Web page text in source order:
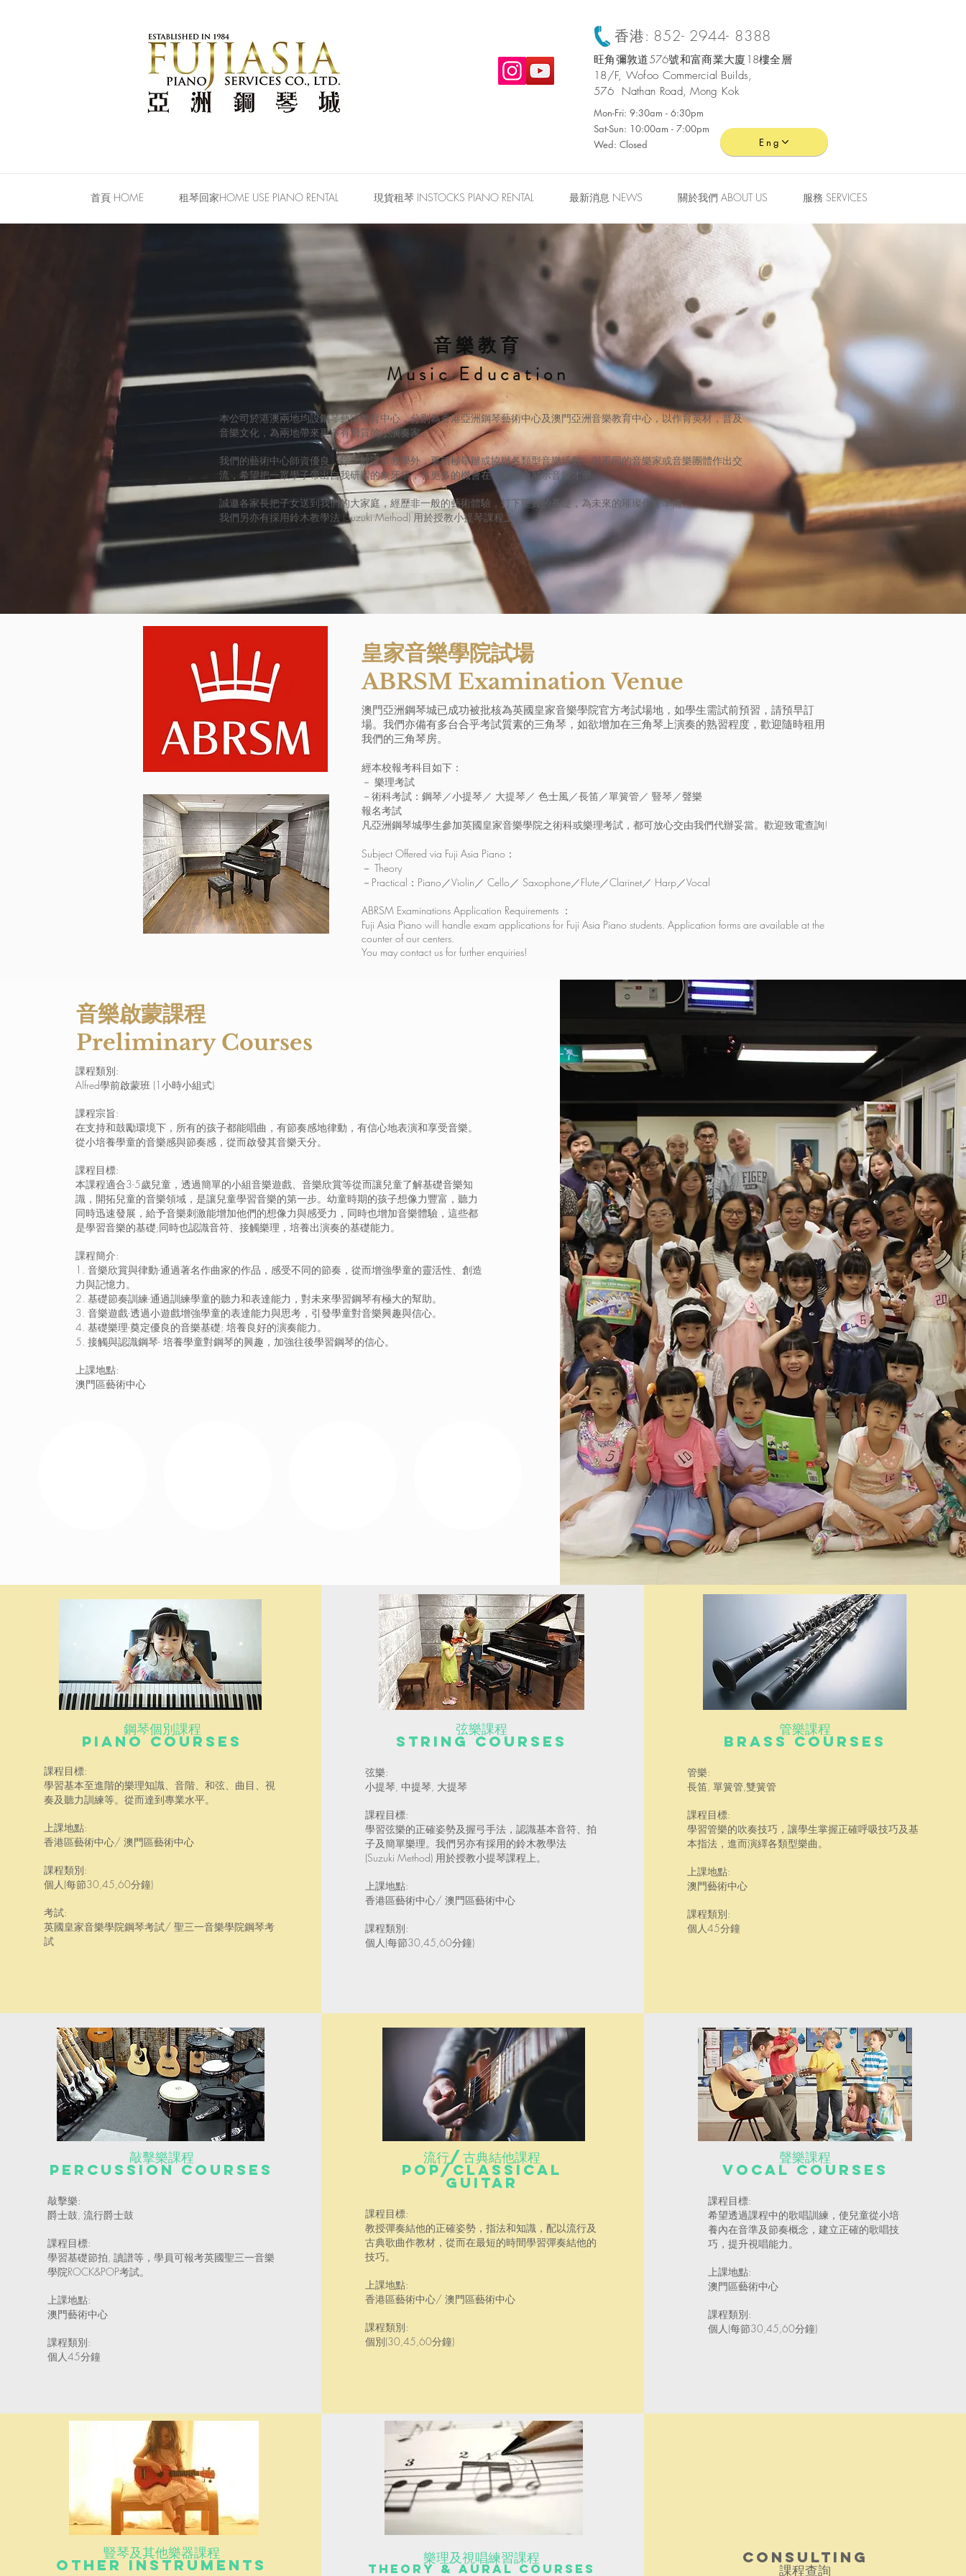
香港: 852- 2944- 8388
旺角彌敦道576號和富商業大廈18樓全層
​18/F, Wofoo Commercial Builds,
576 Nathan Road, Mong Kok
Mon-Fri: 9:30am - 6:30pm
Sat-Sun: 10:00am - 7:00pm
Wed: Closed
Eng
首頁 HOME 租琴回家HOME USE PIANO RENTAL 現貨租琴 INSTOCKS PIANO RENTAL 最新消息 NEWS 關於我們 ABOUT US 服務 SERVICES
音樂教育
Music Education
本公司於港澳兩地均設鋼琴藝術教育中心，分別為香港亞洲鋼琴藝術中心及澳門亞洲音樂教育中心，以作育英材，普及
音樂文化，為兩地帶來更多有潛質的小演奏家。
我們的藝術中心師資優良，除一般課堂教學外，更積極舉辦或協辦各類型音樂活動，與不同的音樂家或音樂團體作出交
流，希望把一眾學子帶出自我研習的象牙塔，有更多的機會在公開場合展示音樂才華。
誠邀各家長把子女送到我們的大家庭，經歷非一般的藝術體驗，打下堅實的基礎，為未來的璀璨作好準備。
我們另亦有採用鈴木教學法 (Suzuki Method) 用於授教小提琴課程上。
皇家音樂學院試場
ABRSM Examination Venue
澳門亞洲鋼琴城已成功被批核為英國皇家音樂學院官方考試場地，如學生需試前預習，請預早訂
場。我們亦備有多台合乎考試質素的三角琴，如欲增加在三角琴上演奏的熟習程度，歡迎隨時租用
我們的三角琴房。
經本校報考科目如下：
－ 樂理考試
－術科考試：鋼琴／小提琴／ 大提琴／ 色士風／長笛／單簧管／ 豎琴／聲樂
報名考試
凡亞洲鋼琴城學生參加英國皇家音樂學院之術科或樂理考試，都可放心交由我們代辦妥當。歡迎致電查詢!
Subject Offered via Fuji Asia Piano：
－ Theory
－Practical：Piano／Violin／ Cello／ Saxophone／Flute／Clarinet／ Harp／Vocal
ABRSM Examinations Application Requirements ：
Fuji Asia Piano will handle exam applications for Fuji Asia Piano students. Application forms are available at the
counter of our centers.
You may contact us for further enquiries!
音樂啟蒙課程
Preliminary Courses
課程類別:
Alfred學前啟蒙班 (1小時小組式)
課程宗旨:
在支持和鼓勵環境下，所有的孩子都能唱曲，有節奏感地律動，有信心地表演和享受音樂。
從小培養學童的音樂感與節奏感，從而啟發其音樂天分。
課程目標:
本課程適合3-5歲兒童，透過簡單的小組音樂遊戲、音樂欣賞等從而讓兒童了解基礎音樂知
識，開拓兒童的音樂領域，是讓兒童學習音樂的第一步。幼童時期的孩子想像力豐富，聽力
同時迅速發展，給予音樂刺激能增加他們的想像力與感受力，同時也增加音樂體驗，這些都
是學習音樂的基礎;同時也認識音符、接觸樂理，培養出演奏的基礎能力。
課程簡介:
1. 音樂欣賞與律動-通過著名作曲家的作品，感受不同的節奏，從而增強學童的靈活性、創造
力與記憶力。
2. 基礎節奏訓練-通過訓練學童的聽力和表達能力，對未來學習鋼琴有極大的幫助。
3. 音樂遊戲-透過小遊戲增強學童的表達能力與思考，引發學童對音樂興趣與信心。
4. 基礎樂理-奠定優良的音樂基礎; 培養良好的演奏能力。
5. 接觸與認識鋼琴- 培養學童對鋼琴的興趣，加強往後學習鋼琴的信心。
上課地點:
澳門區藝術中心
鋼琴個別課程
Piano Courses
課程目標:
學習基本至進階的樂理知識、音階、和弦、曲目、視
奏及聽力訓練等。從而達到專業水平。
上課地點:
香港區藝術中心/ 澳門區藝術中心
課程類別:
個人(每節30,45,60分鐘)
考試:
英國皇家音樂學院鋼琴考試/ 聖三一音樂學院鋼琴考
試
弦樂課程
String COURSES
弦樂:
小提琴, 中提琴, 大提琴
課程目標:
學習弦樂的正確姿勢及握弓手法，認識基本音符、拍
子及簡單樂理。我們另亦有採用的鈴木教學法
(Suzuki Method) 用於授教小提琴課程上。
上課地點:
香港區藝術中心/ 澳門區藝術中心
課程類別:
個人(每節30,45,60分鐘)
管樂課程
BRASS COURSES
管樂:
長笛, 單簧管,雙簧管
課程目標:
學習管樂的吹奏技巧，讓學生掌握正確呼吸技巧及基
本指法，進而演繹各類型樂曲。
上課地點:
澳門藝術中心
課程類別:
個人45分鐘
敲擊樂課程
Percussion courses
敲擊樂:
爵士鼓, 流行爵士鼓
課程目標:
學習基礎節拍, 讀譜等，學員可報考英國聖三一音樂
學院ROCK&POP考試。
上課地點:
澳門藝術中心
課程類別:
個人45分鐘
流行/古典結他課程
Pop/Classical
Guitar
課程目標:
教授彈奏結他的正確姿勢，指法和知識，配以流行及
古典歌曲作教材，從而在最短的時間學習彈奏結他的
技巧。
上課地點:
香港區藝術中心/ 澳門區藝術中心
課程類別:
個別(30,45,60分鐘)
聲樂課程
Vocal Courses
課程目標:
希望透過課程中的歌唱訓練，使兒童從小培
養內在音準及節奏概念，建立正確的歌唱技
巧，提升視唱能力。
上課地點:
澳門區藝術中心
課程類別:
個人(每節30,45,60分鐘)
豎琴及其他樂器課程
Other Instruments 樂理及視唱練習課程
Theory & Aural Courses
Consulting
​課程查詢